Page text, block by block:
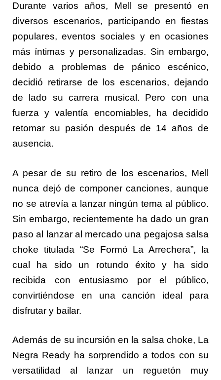
Durante varios años, Mell se presentó en
diversos escenarios, participando en fiestas
populares, eventos sociales y en ocasiones
más íntimas y personalizadas. Sin embargo,
debido a problemas de pánico escénico,
decidió retirarse de los escenarios, dejando
de lado su carrera musical. Pero con una
fuerza y valentía encomiables, ha decidido
retomar su pasión después de 14 años de
ausencia.
A pesar de su retiro de los escenarios, Mell
nunca dejó de componer canciones, aunque
no se atrevía a lanzar ningún tema al público.
Sin embargo, recientemente ha dado un gran
paso al lanzar al mercado una pegajosa salsa
choke titulada “Se Formó La Arrechera”, la
cual ha sido un rotundo éxito y ha sido
recibida con entusiasmo por el público,
convirtiéndose en una canción ideal para
disfrutar y bailar.
Además de su incursión en la salsa choke, La
Negra Ready ha sorprendido a todos con su
versatilidad al lanzar un reguetón muy